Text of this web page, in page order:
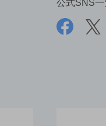
公式SNS一